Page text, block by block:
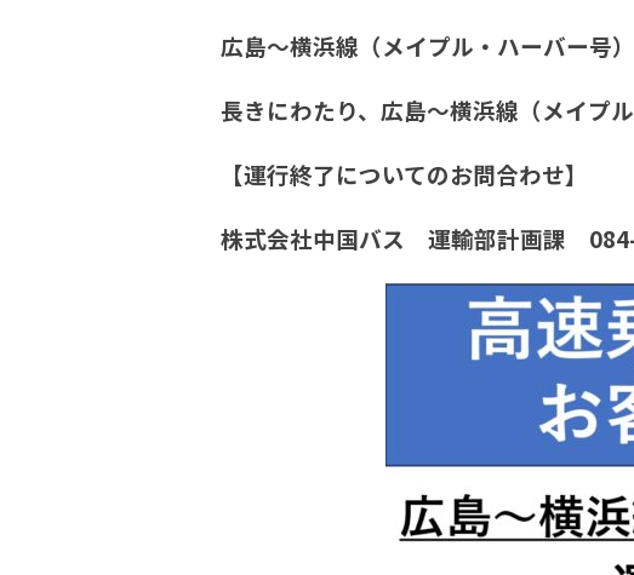
広島～横浜線（メイプル・ハーバー号
長きにわたり、広島～横浜線（メイプ
【運行終了についてのお問合わせ】
株式会社中国バス 運輸部計画課